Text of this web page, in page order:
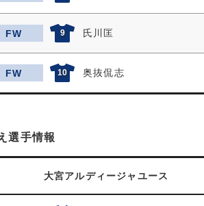
FW 9 氏川匡
FW 10 奥抜侃志
選手情報
大宮アルディージャユース